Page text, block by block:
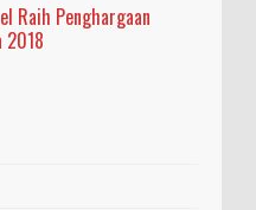
Raih Penghargaan
2018